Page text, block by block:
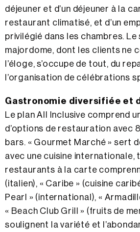
déjeuner et d’un déjeuner à la
restaurant climatisé, et d’un
privilégié dans les chambres. Le
majordome, dont les clients ne
l’éloge, s’occupe de tout, du
l’organisation de célébrations
Gastronomie diversifiée et
Le plan All Inclusive comprend
d’options de restauration avec
bars. « Gourmet Marché » sert
avec une cuisine internationale,
restaurants à la carte
(italien), « Caribe » (cuisine
Pearl » (international), «
« Beach Club Grill » (fruits de
soulignent la variété et